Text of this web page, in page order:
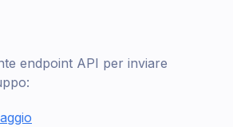
endpoint API per inviare